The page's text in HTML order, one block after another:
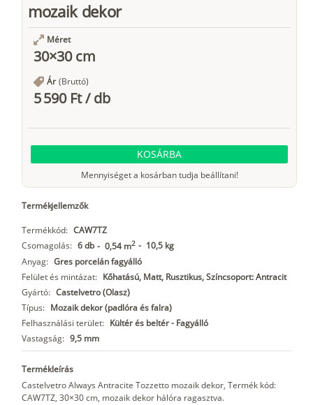
mozaik dekor
Méret
30×30 cm
Ár (Bruttó)
5 590 Ft/db
KOSÁRBA
Mennyiséget a kosárban tudja beállítani!
Termékjellemzők
Termékkód: CAW7TZ
Csomagolás: 6 db - 0,54 m2 - 10,5 kg
Anyag: Gres porcelán fagyálló
Felület és mintázat: Kőhatású, Matt, Rusztikus, Színcsoport: Antracit
Gyártó: Castelvetro (Olasz)
Típus: Mozaik dekor (padlóra és falra)
Felhasználási terület: Kültér és beltér - Fagyálló
Vastagság: 9,5 mm
Termékleírás
Castelvetro Always Antracite Tozzetto mozaik dekor, Termék kód:
CAW7TZ, 30×30 cm, mozaik dekor hálóra ragasztva.